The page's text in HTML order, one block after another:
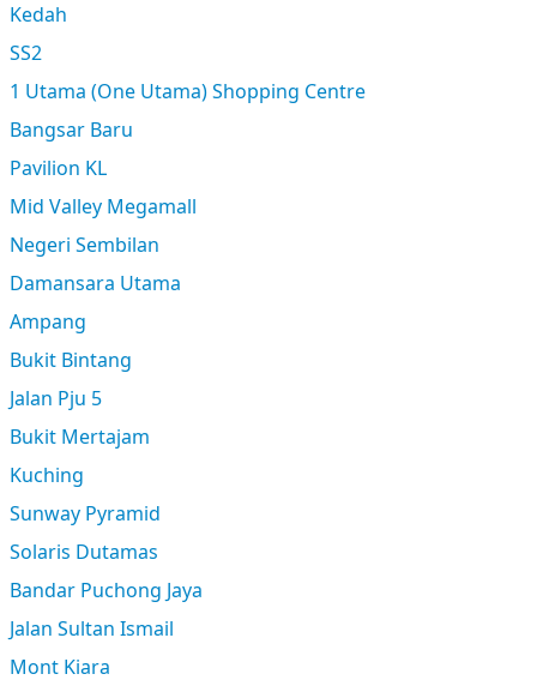
Kedah
SS2
1 Utama (One Utama) Shopping Centre
Bangsar Baru
Pavilion KL
Mid Valley Megamall
Negeri Sembilan
Damansara Utama
Ampang
Bukit Bintang
Jalan Pju 5
Bukit Mertajam
Kuching
Sunway Pyramid
Solaris Dutamas
Bandar Puchong Jaya
Jalan Sultan Ismail
Mont Kiara